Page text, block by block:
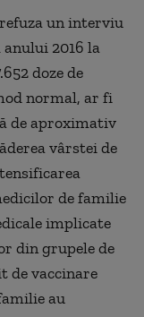
un interviu
2016 la
doze de
normal, ar fi
de aproximativ
vârstei de
de familie
implicate
din grupele de
de vaccinare
au